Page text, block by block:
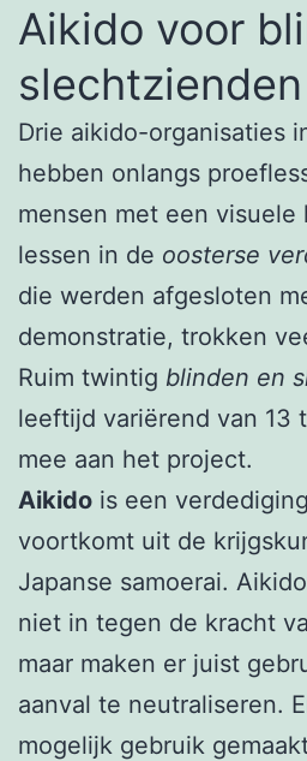
Aikido voor
slechtzienden
Drie aikido-organisaties
hebben onlangs
mensen met een visuele
lessen in de oosterse
die werden afgesloten
demonstratie, trokken
Ruim twintig blinden en
leeftijd variërend van 13
mee aan het project.
Aikido is een
voortkomt uit de
Japanse samoerai.
niet in tegen de kracht
maar maken er juist
aanval te neutraliseren.
mogelijk gebruik